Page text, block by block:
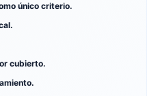
único criterio.
cubierto.